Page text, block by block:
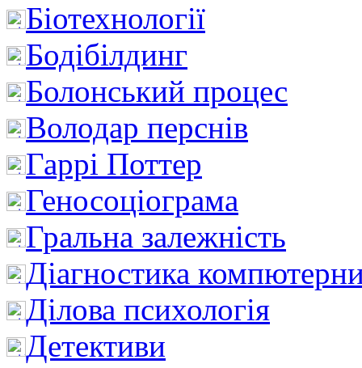
Біотехнології
Бодібілдинг
Болонський процес
Володар перснів
Гаррі Поттер
Геносоціограма
Гральна залежність
Діагностика
Ділова психологія
Детективи